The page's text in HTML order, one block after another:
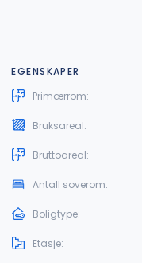
EGENSKAPER
Primærrom:
Bruksareal:
Bruttoareal:
Antall soverom:
Boligtype:
Etasje: